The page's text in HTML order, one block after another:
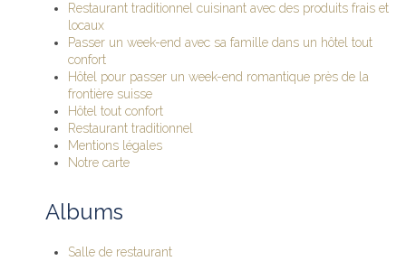
Restaurant traditionnel cuisinant avec des produits frais et
locaux
Passer un week-end avec sa famille dans un hôtel tout
confort
Hôtel pour passer un week-end romantique près de la
frontière suisse
Hôtel tout confort
Restaurant traditionnel
Mentions légales
Notre carte
Albums
Salle de restaurant